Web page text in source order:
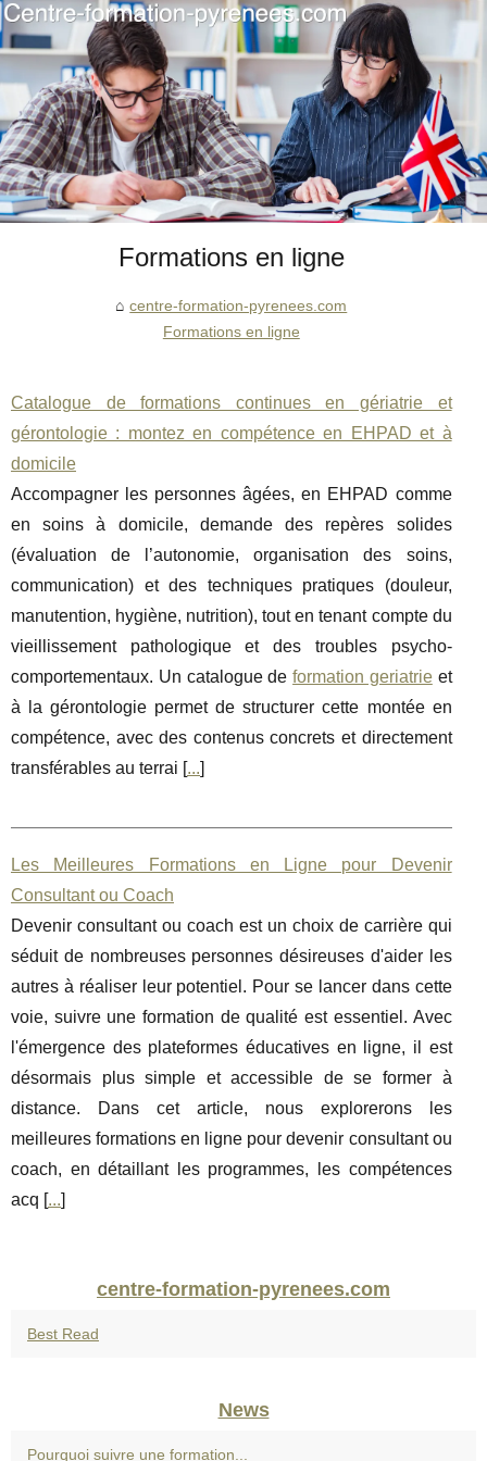
Formations en ligne
centre-formation-pyrenees.com
Formations en ligne
Catalogue de formations continues en gériatrie et
gérontologie : montez en compétence en EHPAD et à
domicile
Accompagner les personnes âgées, en EHPAD comme
en soins à domicile, demande des repères solides
(évaluation de l’autonomie, organisation des soins,
communication) et des techniques pratiques (douleur,
manutention, hygiène, nutrition), tout en tenant compte du
vieillissement pathologique et des troubles psycho-
comportementaux. Un catalogue deformation geriatrieet
à la gérontologie permet de structurer cette montée en
compétence, avec des contenus concrets et directement
transférables au terrai [...]
Les Meilleures Formations en Ligne pour Devenir
Consultant ou Coach
Devenir consultant ou coach est un choix de carrière qui
séduit de nombreuses personnes désireuses d'aider les
autres à réaliser leur potentiel. Pour se lancer dans cette
voie, suivre une formation de qualité est essentiel. Avec
l'émergence des plateformes éducatives en ligne, il est
désormais plus simple et accessible de se former à
distance. Dans cet article, nous explorerons les
meilleures formations en ligne pour devenir consultant ou
coach, en détaillant les programmes, les compétences
acq [...]
centre-formation-pyrenees.com
Best Read
News
Pourquoi suivre une formation...